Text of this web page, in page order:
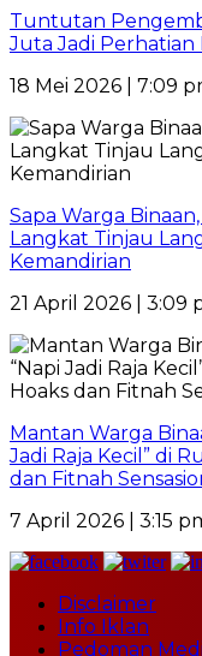
Tuntutan
Juta Jadi
18 Mei 2026 | 7:09
Sapa Warga
Langkat Tinjau
Kemandirian
21 April 2026 | 3:09
Mantan Warga
Jadi Raja Kecil” di
dan Fitnah
7 April 2026 | 3:15
Disclaimer
Info Iklan
Pedoman